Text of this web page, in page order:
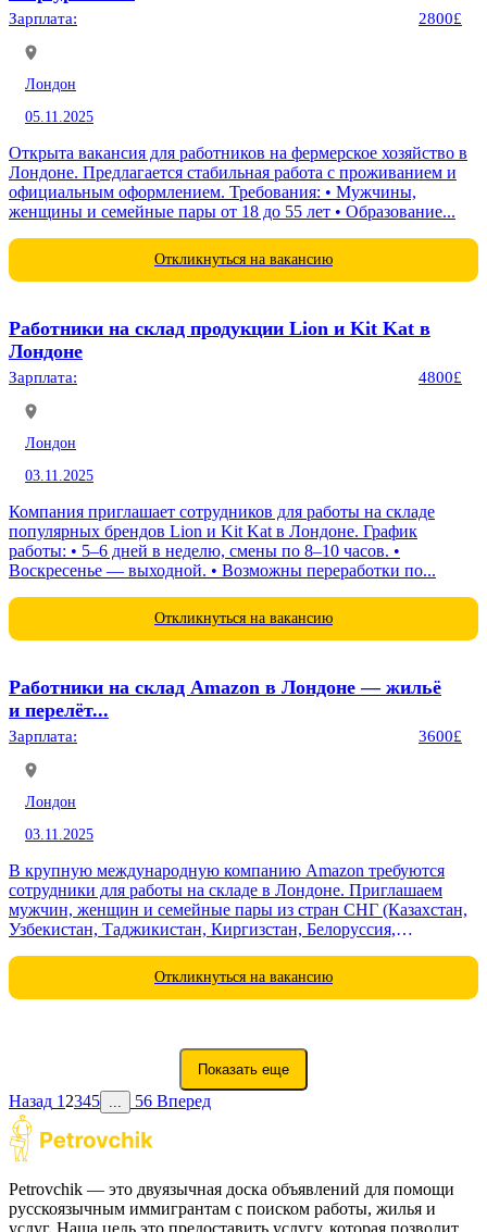
Зарплата: 2800£
Лондон
05.11.2025
Открыта вакансия для работников на фермерское хозяйство в
Лондоне. Предлагается стабильная работа с проживанием и
официальным оформлением. Требования: • Мужчины,
женщины и семейные пары от 18 до 55 лет • Образование...
Откликнуться на вакансию
Работники на склад продукции Lion и Kit Kat в
Лондоне
Зарплата: 4800£
Лондон
03.11.2025
Компания приглашает сотрудников для работы на складе
популярных брендов Lion и Kit Kat в Лондоне. График
работы: • 5–6 дней в неделю, смены по 8–10 часов. •
Воскресенье — выходной. • Возможны переработки по...
Откликнуться на вакансию
Работники на склад Amazon в Лондоне — жильё
и перелёт...
Зарплата: 3600£
Лондон
03.11.2025
В крупную международную компанию Amazon требуются
сотрудники для работы на складе в Лондоне. Приглашаем
мужчин, женщин и семейные пары из стран СНГ (Казахстан,
Узбекистан, Таджикистан, Киргизстан, Белоруссия,
проживание,...
Откликнуться на вакансию
Показать еще
Назад 1 2345 56 Вперед
Petrovchik — это двуязычная доска объявлений для помощи
русскоязычным иммигрантам с поиском работы, жилья и
услуг. Наша цель это предоставить услугу, которая позволит